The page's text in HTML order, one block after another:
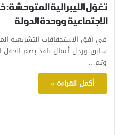
تغوّل الليبرالية
الاجتماعية ووحدة الدولة
في أفق الاستحقاقات التشريعية
سابق ورجل أعمال نافذ بصم الحقل
وتم…
أكمل القراءة »